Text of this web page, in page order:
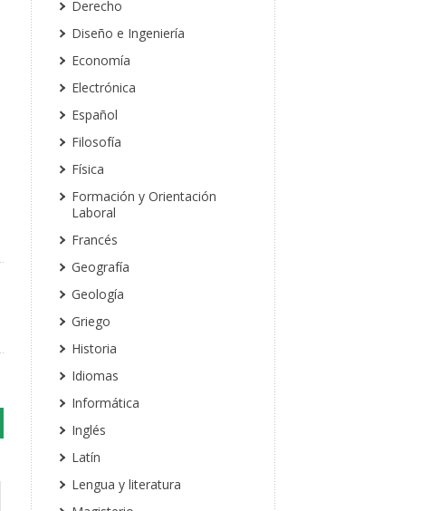
Derecho
Diseño e Ingeniería
Economía
Electrónica
Español
Filosofía
Física
Formación y Orientación
Laboral
Francés
Geografía
Geología
Griego
Historia
Idiomas
Informática
Inglés
Latín
Lengua y literatura